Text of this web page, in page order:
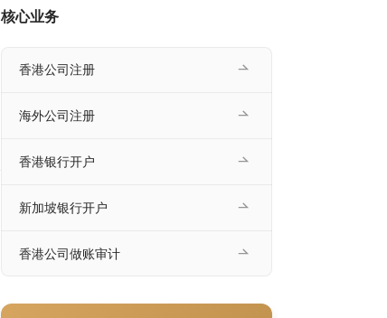
核心业务
香港公司注册
海外公司注册
香港银行开户
新加坡银行开户
香港公司做账审计